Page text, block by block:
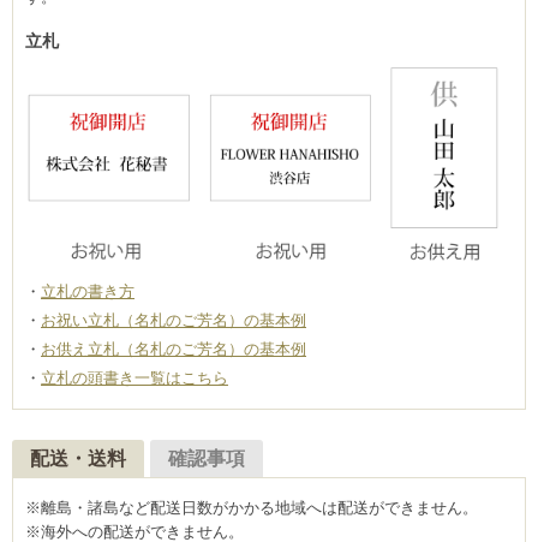
立札
立札の書き方
お祝い立札（名札のご芳名）の基本例
お供え立札（名札のご芳名）の基本例
立札の頭書き一覧はこちら
配送・送料 確認事項
※離島・諸島など配送日数がかかる地域へは配送ができません。
※海外への配送ができません。